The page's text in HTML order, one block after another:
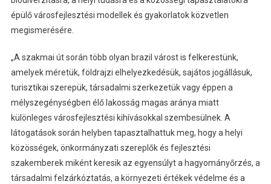
épülő városfejlesztési modellek és gyakorlatok közvetlen
megismerésére.
„A szakmai út során több olyan brazil várost is felkerestünk,
amelyek méretük, földrajzi elhelyezkedésük, sajátos jogállásuk,
turisztikai szerepük, társadalmi szerkezetük vagy éppen a
mélyszegénységben élő lakosság magas aránya miatt
különleges városfejlesztési kihívásokkal szembesülnek. A
látogatások során helyben tapasztalhattuk meg, hogy a helyi
közösségek, önkormányzati szereplők és fejlesztési
szakemberek miként keresik az egyensúlyt a hagyományőrzés, a
társadalmi felzárkóztatás, a környezeti értékek védelme és a